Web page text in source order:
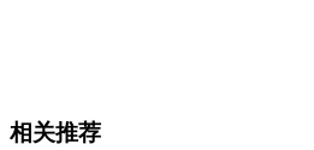
相关推荐